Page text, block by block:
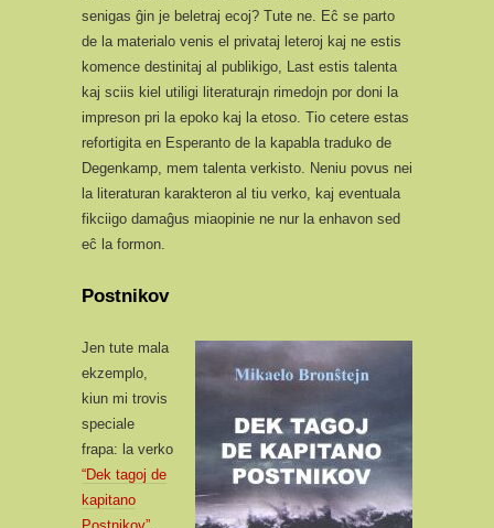
senigas ĝin je beletraj ecoj? Tute ne. Eĉ se parto
de la materialo venis el privataj leteroj kaj ne estis
komence destinitaj al publikigo, Last estis talenta
kaj sciis kiel utiligi literaturajn rimedojn por doni la
impreson pri la epoko kaj la etoso. Tio cetere estas
refortigita en Esperanto de la kapabla traduko de
Degenkamp, mem talenta verkisto. Neniu povus nei
la literaturan karakteron al tiu verko, kaj eventuala
fikciigo damaĝus miaopinie ne nur la enhavon sed
eĉ la formon.
Postnikov
Jen tute mala
ekzemplo,
kiun mi trovis
speciale
frapa: la verko
“Dek tagoj de
kapitano